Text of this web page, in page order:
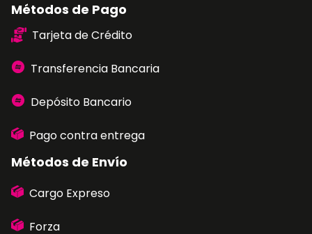
Métodos de Pago
Tarjeta de Crédito
Transferencia Bancaria
Depósito Bancario
Pago contra entrega
Métodos de Envío
Cargo Expreso
Forza